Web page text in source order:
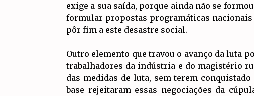
exige a sua saída, porque ainda não se
formular propostas programáticas
pôr fim a este desastre social.
Outro elemento que travou o avanço da luta
trabalhadores da indústria e do magistério
das medidas de luta, sem terem
base rejeitaram essas negociações da